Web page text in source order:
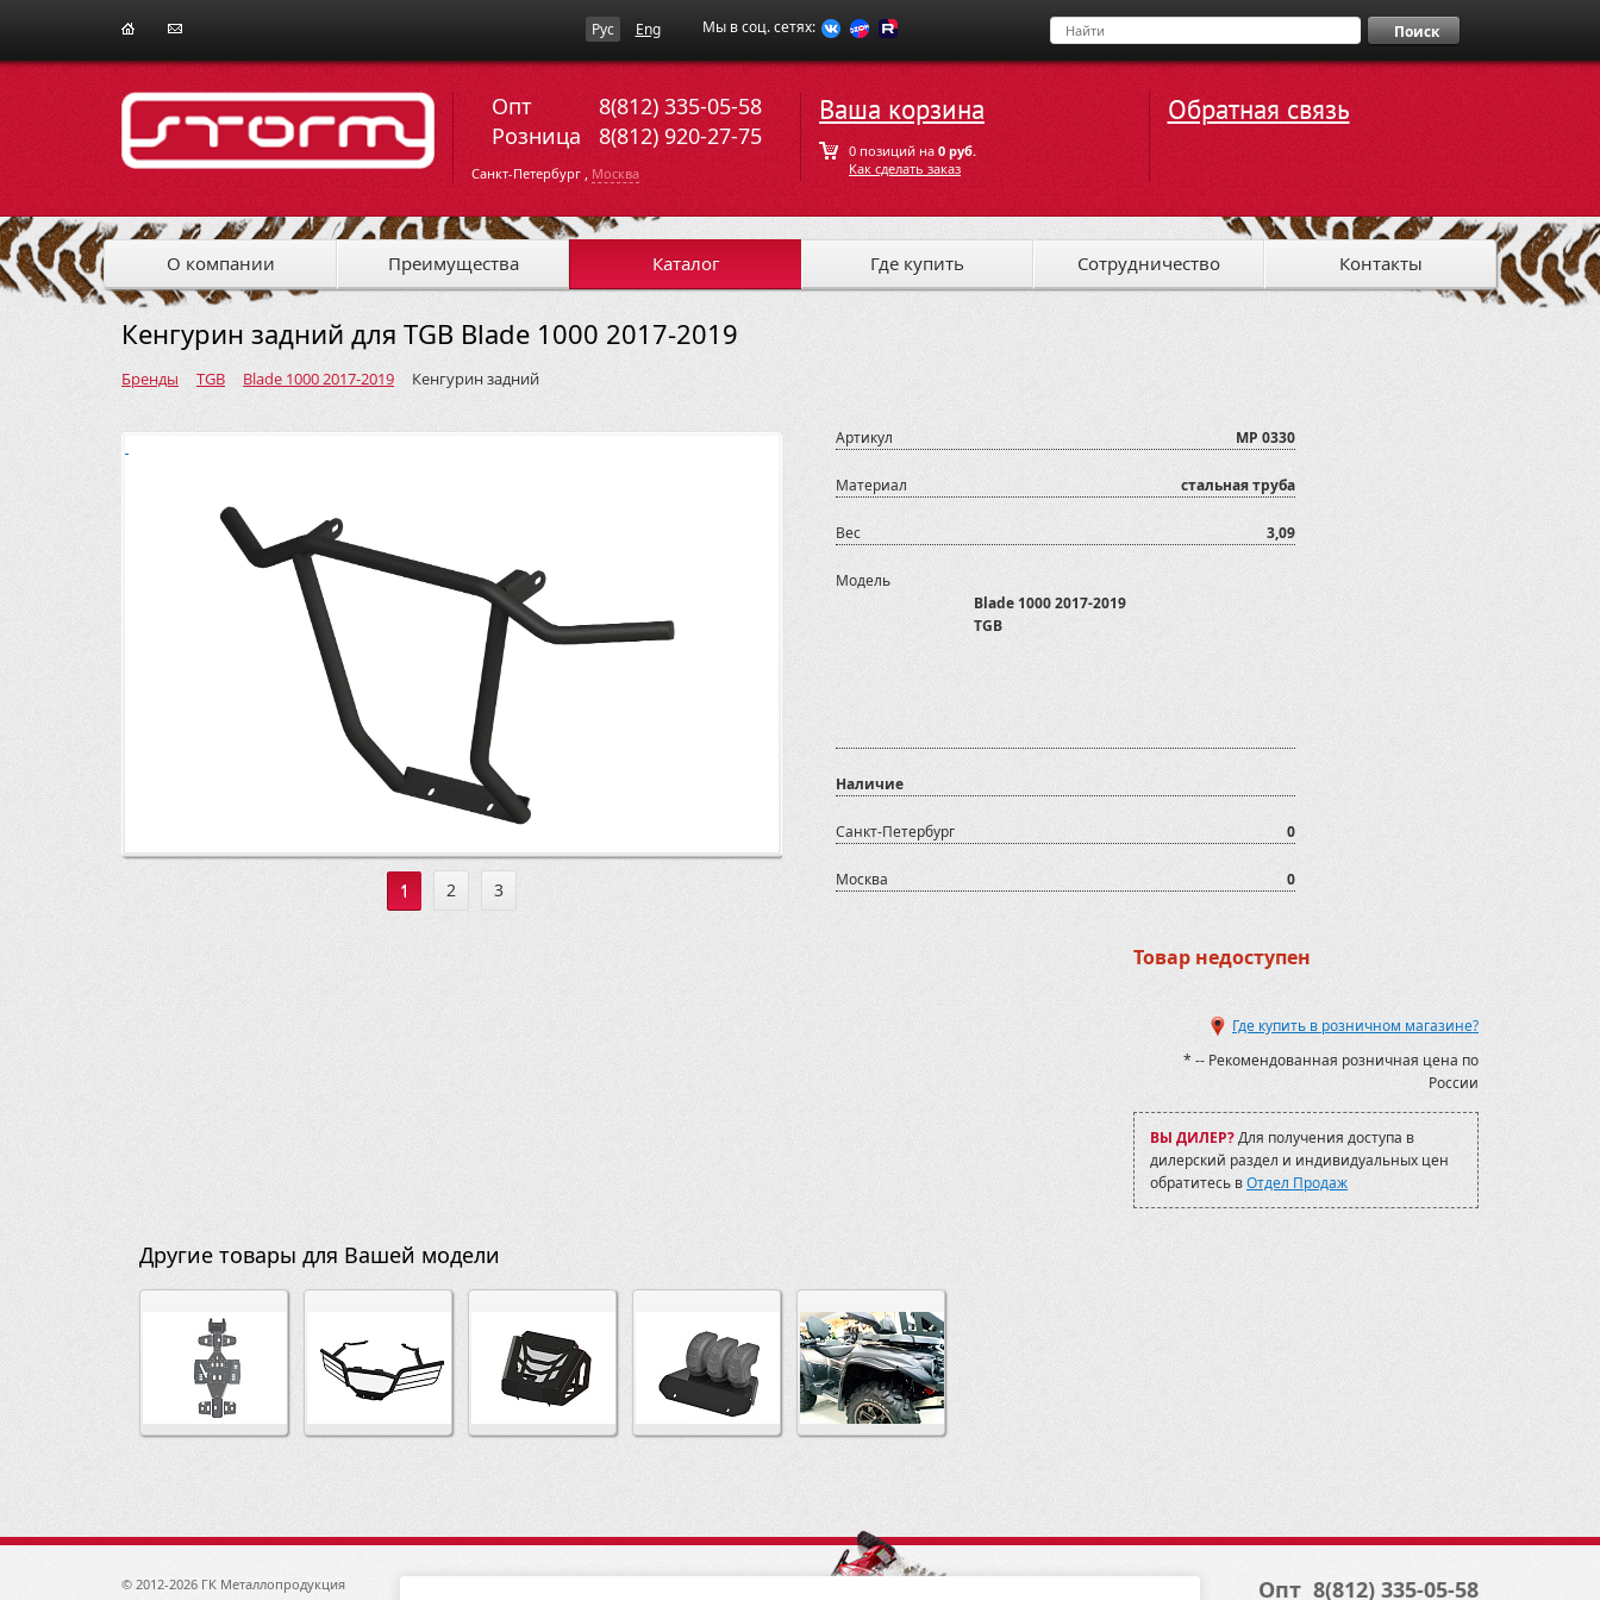
Рус Eng Мы в соц. сетях: Поиск
Опт
8(812) 335-05-58
Розница
8(812) 920-27-75
Санкт-Петербург , Москва
Ваша корзина
0 позиций на 0 руб.
Как сделать заказ
Обратная связь
О компании Преимущества Каталог Где купить Сотрудничество Контакты
Кенгурин задний для TGB Blade 1000 2017-2019
Бренды TGB Blade 1000 2017-2019 Кенгурин задний
1 2 3
Артикул MP 0330
Материал стальная труба
Вес 3,09
Модель
Blade 1000 2017-2019
TGB
Наличие
Санкт-Петербург 0
Москва 0
Товар недоступен
Где купить в розничном магазине?
* -- Рекомендованная розничная цена по
России
ВЫ ДИЛЕР?Для получения доступа в
дилерский раздел и индивидуальных цен
обратитесь вОтдел Продаж
Другие товары для Вашей модели
© 2012-2026 ГК Металлопродукция Опт 8(812) 335-05-58